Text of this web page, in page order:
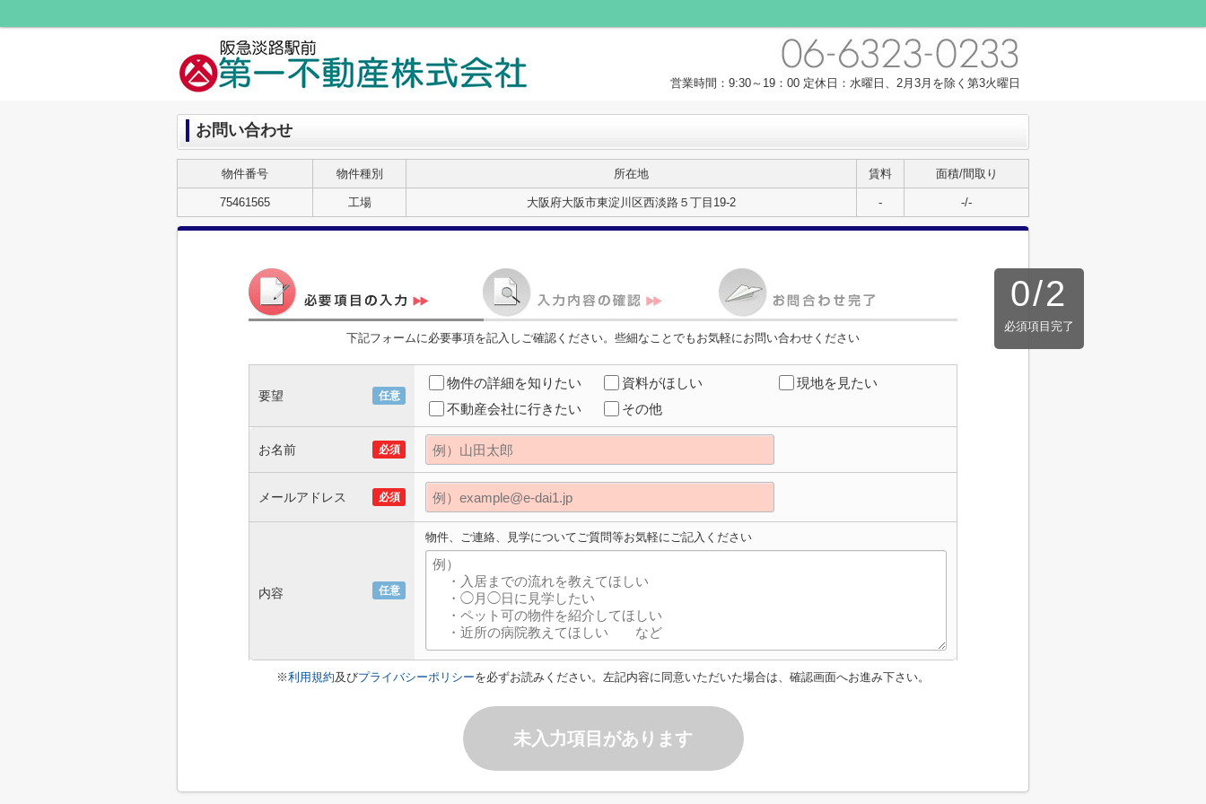
営業時間：9:30～19：00 定休日：水曜日、2月3月を除く第3火曜日
お問い合わせ
物件番号 物件種別 所在地 賃料 面積/間取り
75461565 工場 大阪府大阪市東淀川区西淡路５丁目19-2 - -/-
0/2
必須項目完了
下記フォームに必要事項を記入しご確認ください。些細なことでもお気軽にお問い合わせください
要望 任意
物件の詳細を知りたい 資料がほしい
現地を見たい
不動産会社に行きたい
その他
お名前 必須
メールアドレス 必須
内容 任意
物件、ご連絡、見学についてご質問等お気軽にご記入ください
※利用規約及びプライバシーポリシーを必ずお読みください。左記内容に同意いただいた場合は、確認画面へお進み下さい。
未入力項目があります